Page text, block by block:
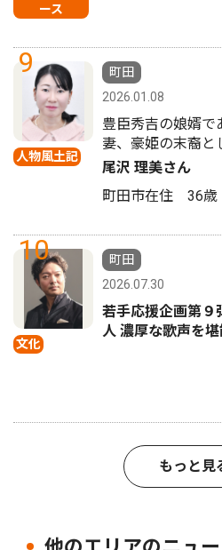
ース
9
人物風土記
町田
2026.01.08
豊臣秀吉の娘婿で
妻、豪姫の末裔と
尾沢 理美さん
町田市在住 36歳
10
文化
町田
2026.07.30
若手応援企画第
人 濃厚な歌声を
もっと見